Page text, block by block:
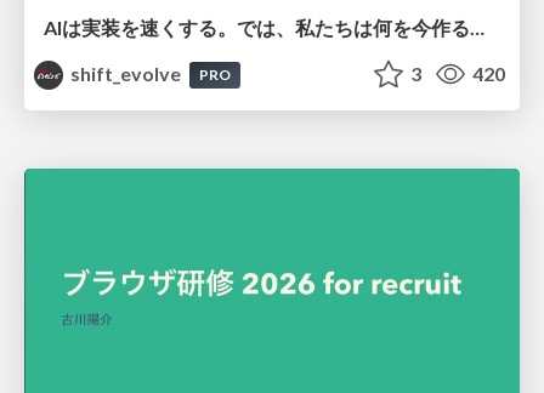
AIは実装を速くする。では、私たちは何を今作るべきか？－立場を越えてリリースに向き合ったチーム開発の実践 / 20260801 Hiromi Nakaya and Naoki Takahashi
shift_evolve
PRO 3 420